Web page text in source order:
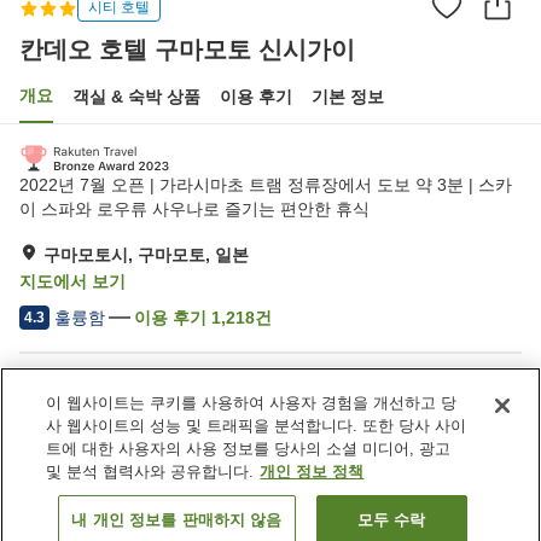
시티 호텔
칸데오 호텔 구마모토 신시가이
개요 객실 & 숙박 상품 이용 후기 기본 정보
2022년 7월 오픈 | 가라시마초 트램 정류장에서 도보 약 3분 | 스카
이 스파와 로우류 사우나로 즐기는 편안한 휴식
구마모토시, 구마모토, 일본
지도에서 보기
4.3 훌륭함 이용 후기 1,218건
Wi-Fi
사우나
노천탕 (온천 없음)
대욕장 (온천 없음)
일본 구마모토
구마모토시
칸데오 호텔 구마모토 신시가이 객실 보기
이 웹사이트는 쿠키를 사용하여 사용자 경험을 개선하고 당
사 웹사이트의 성능 및 트래픽을 분석합니다. 또한 당사 사이
트에 대한 사용자의 사용 정보를 당사의 소셜 미디어, 광고
및 분석 협력사와 공유합니다. 개인 정보 정책
내 개인 정보를 판매하지 않음 모두 수락